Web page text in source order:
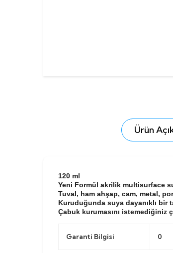
Ürün
120 ml
Yeni Formül akrilik multisurface
Tuval, ham ahşap, cam, metal,
Kuruduğunda suya dayanıklı bir
Çabuk kurumasını istemediğiniz
Garanti Bilgisi 0